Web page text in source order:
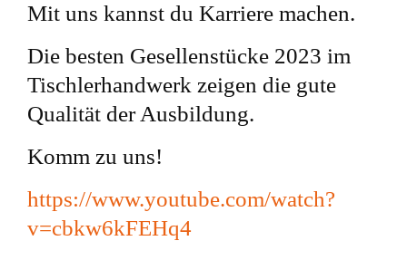
Mit uns kannst du Karriere machen.
Die besten Gesellenstücke 2023 im
Tischlerhandwerk zeigen die gute
Qualität der Ausbildung.
Komm zu uns!
https://www.youtube.com/watch?
v=cbkw6kFEHq4